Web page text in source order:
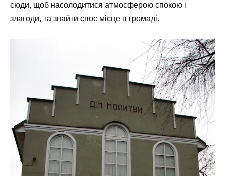
сюди, щоб насолодитися атмосферою спокою і
злагоди, та знайти своє місце в громаді.